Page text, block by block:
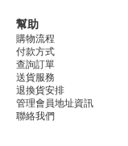
幫助
購物流程
付款方式
查詢訂單
送貨服務
退換貨安排
管理會員地址資訊
聯絡我們